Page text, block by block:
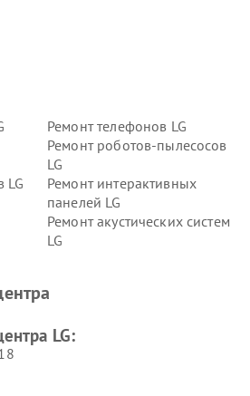
Ремонт телефонов LG
Ремонт роботов-пылесосов
LG
LG
Ремонт интерактивных
панелей LG
Ремонт акустических систем
LG
Ремонт вертикальных
LG: